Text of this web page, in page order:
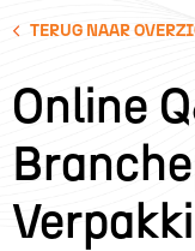
TERUG NAAR
Online